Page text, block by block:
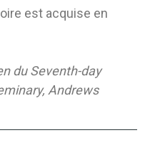
est acquise en
du Seventh-day
Andrews